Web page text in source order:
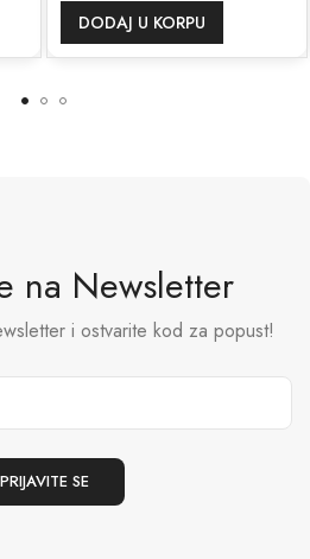
DODAJ U KORPU
na Newsletter
i ostvarite kod za popust!